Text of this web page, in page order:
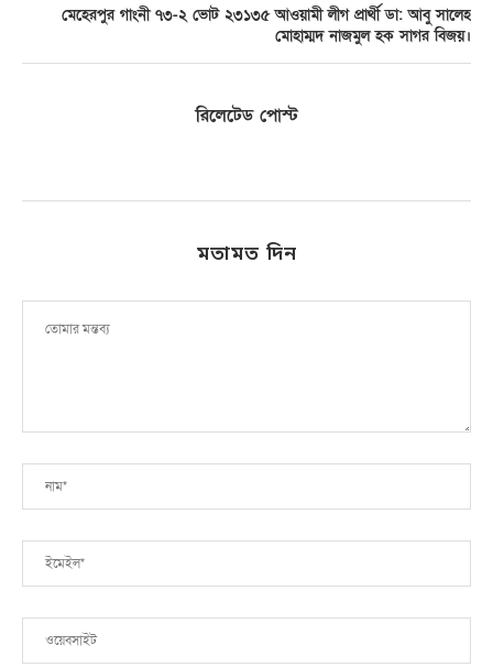
মেহেরপুর গাংনী ৭৩-২ ভোট ২৩১৩৫ আওয়ামী লীগ প্রার্থী ডা: আবু সালেহ
মোহাম্মদ নাজমুল হক সাগর বিজয়।
রিলেটেড পোস্ট
মতামত দিন